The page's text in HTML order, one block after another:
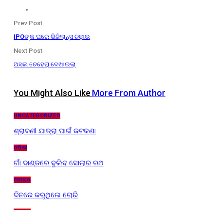
Prev Post
IPOଙ୍କ ଘରେ ଭିଜିଲାନ୍ସ ଚଢ଼ାଉ
Next Post
ଅସଲ ଚେହେରା ଦେଖାଇଲା
You Might Also Like More From Author
UNCATEGORIZED
ଶ୍ରାବଣୀ ଯାତ୍ରା ପାଇଁ କଟକଣା
ଓଡ଼ିଶା
ଗାଁ ଦାଣ୍ଡରେ ବୁଲିବ ସୋଲାର ରଥ
ଅପରାଧ
ଦିନରେ କରୁଥିଲେ ଚୋରି